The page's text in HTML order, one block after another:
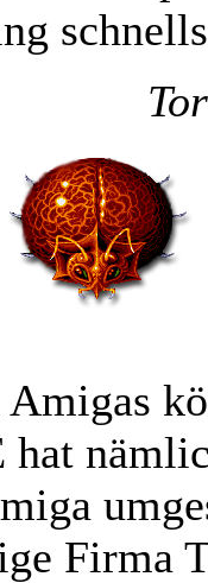
hat
Firma